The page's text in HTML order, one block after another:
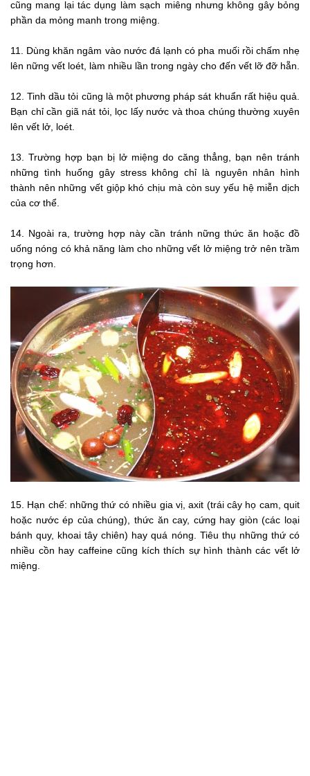
cũng mang lại tác dụng làm sạch miêng nhưng không gây bỏng
phần da mỏng manh trong miệng.
11. Dùng khăn ngâm vào nước đá lạnh có pha muối rồi chấm nhẹ
lên nững vết loét, làm nhiều lần trong ngày cho đến vết lỡ đỡ hẵn.
12. Tinh dầu tỏi cũng là một phương pháp sát khuẩn rất hiệu quả.
Bạn chỉ cần giã nát tỏi, lọc lấy nước và thoa chúng thường xuyên
lên vết lở, loét.
13. Trường hợp bạn bị lở miệng do căng thẳng, bạn nên tránh
những tình huống gây stress không chỉ là nguyên nhân hình
thành nên những vết giộp khó chịu mà còn suy yếu hệ miễn dịch
của cơ thể.
14. Ngoài ra, trường hợp này cần tránh nững thức ăn hoặc đồ
uống nóng có khả năng làm cho những vết lở miệng trở nên trầm
trọng hơn.
15. Hạn chế: những thứ có nhiều gia vị, axit (trái cây họ cam, quit
hoặc nước ép của chúng), thức ăn cay, cứng hay giòn (các loại
bánh quy, khoai tây chiên) hay quá nóng. Tiêu thụ những thứ có
nhiều cồn hay caffeine cũng kích thích sự hình thành các vết lở
miệng.